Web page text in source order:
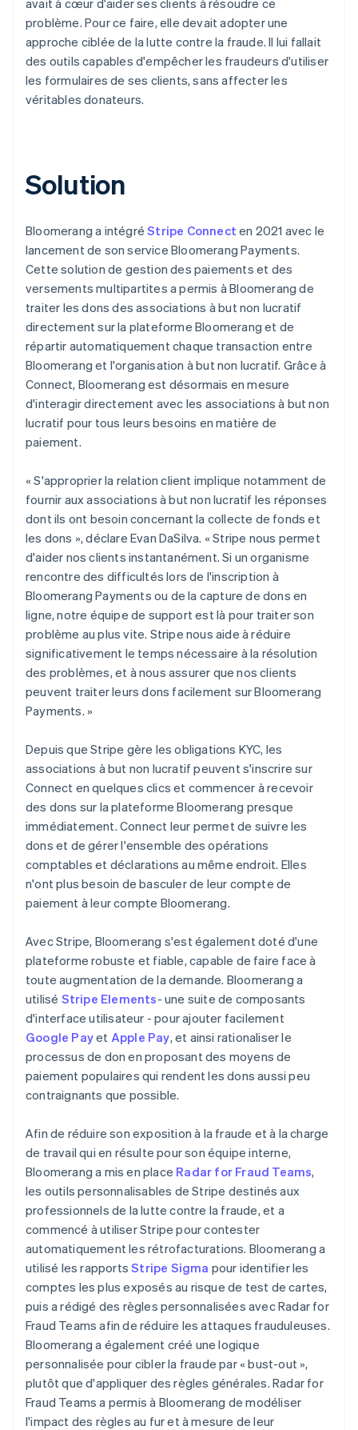
problème. Pour ce faire, elle devait adopter une
approche ciblée de la lutte contre la fraude. Il lui fallait
des outils capables d'empêcher les fraudeurs d'utiliser
les formulaires de ses clients, sans affecter les
véritables donateurs.
Solution
Bloomerang a intégréStripe Connect en 2021 avec le
lancement de son service Bloomerang Payments.
Cette solution de gestion des paiements et des
versements multipartites a permis à Bloomerang de
traiter les dons des associations à but non lucratif
directement sur la plateforme Bloomerang et de
répartir automatiquement chaque transaction entre
Bloomerang et l'organisation à but non lucratif. Grâce à
Connect, Bloomerang est désormais en mesure
d'interagir directement avec les associations à but non
lucratif pour tous leurs besoins en matière de
paiement.
« S'approprier la relation client implique notamment de
fournir aux associations à but non lucratif les réponses
dont ils ont besoin concernant la collecte de fonds et
les dons », déclare Evan DaSilva. « Stripe nous permet
d'aider nos clients instantanément. Si un organisme
rencontre des difficultés lors de l'inscription à
Bloomerang Payments ou de la capture de dons en
ligne, notre équipe de support est là pour traiter son
problème au plus vite. Stripe nous aide à réduire
significativement le temps nécessaire à la résolution
des problèmes, et à nous assurer que nos clients
peuvent traiter leurs dons facilement sur Bloomerang
Payments. »
Depuis que Stripe gère les obligations KYC, les
associations à but non lucratif peuvent s'inscrire sur
Connect en quelques clics et commencer à recevoir
des dons sur la plateforme Bloomerang presque
immédiatement. Connect leur permet de suivre les
dons et de gérer l'ensemble des opérations
comptables et déclarations au même endroit. Elles
n'ont plus besoin de basculer de leur compte de
paiement à leur compte Bloomerang.
Avec Stripe, Bloomerang s'est également doté d'une
plateforme robuste et fiable, capable de faire face à
toute augmentation de la demande. Bloomerang a
utilisé Stripe Elements- une suite de composants
d'interface utilisateur - pour ajouter facilement
Google Payet Apple Pay, et ainsi rationaliser le
processus de don en proposant des moyens de
paiement populaires qui rendent les dons aussi peu
contraignants que possible.
Afin de réduire son exposition à la fraude et à la charge
de travail qui en résulte pour son équipe interne,
Bloomerang a mis en place Radar for Fraud Teams,
les outils personnalisables de Stripe destinés aux
professionnels de la lutte contre la fraude, et a
commencé à utiliser Stripe pour contester
automatiquement les rétrofacturations. Bloomerang a
utilisé les rapportsStripe Sigma pour identifier les
comptes les plus exposés au risque de test de cartes,
puis a rédigé des règles personnalisées avec Radar for
Fraud Teams afin de réduire les attaques frauduleuses.
Bloomerang a également créé une logique
personnalisée pour cibler la fraude par « bust-out »,
plutôt que d'appliquer des règles générales. Radar for
Fraud Teams a permis à Bloomerang de modéliser
l'impact des règles au fur et à mesure de leur